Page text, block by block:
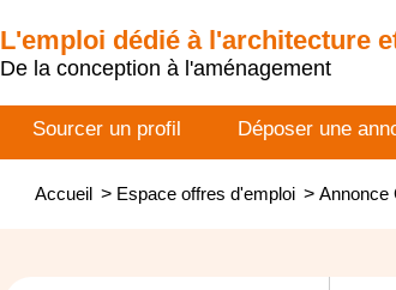
L'emploi dédié à l'architecture
De la conception à l'aménagement
Sourcer un profil Déposer une
Accueil > Espace offres d'emploi > Annonce